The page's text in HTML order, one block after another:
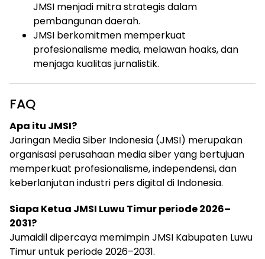
JMSI menjadi mitra strategis dalam
pembangunan daerah.
JMSI berkomitmen memperkuat
profesionalisme media, melawan hoaks, dan
menjaga kualitas jurnalistik.
FAQ
Apa itu JMSI?
Jaringan Media Siber Indonesia (JMSI) merupakan
organisasi perusahaan media siber yang bertujuan
memperkuat profesionalisme, independensi, dan
keberlanjutan industri pers digital di Indonesia.
Siapa Ketua JMSI Luwu Timur periode 2026–
2031?
Jumaidil dipercaya memimpin JMSI Kabupaten Luwu
Timur untuk periode 2026–2031.